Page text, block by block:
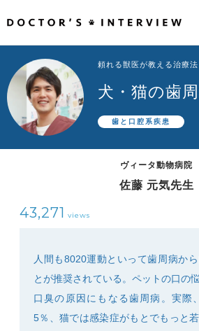
TOPページ
頼れるドクターが教える治療法
街の頼れるドクターたち
頼れる獣医が教える治療
犬・猫の歯
歯と口腔系疾患
ヴィータ動物病院
佐藤 元気先生
43,271 views
人間も8020運動といって歯周病か
とが推奨されている。ペットの口の
口臭の原因にもなる歯周病。実際
5％、猫では感染症がもとでもっと